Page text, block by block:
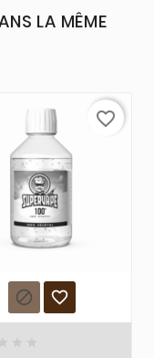
LA MÊME
 
favorite_border